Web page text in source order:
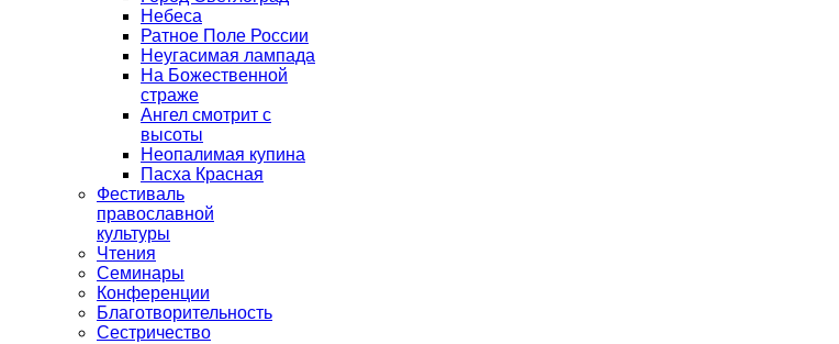
Небеса
Ратное Поле России
Неугасимая лампада
На Божественной
страже
Ангел смотрит с
высоты
Неопалимая купина
Пасха Красная
Фестиваль
православной
культуры
Чтения
Семинары
Конференции
Благотворительность
Сестричество